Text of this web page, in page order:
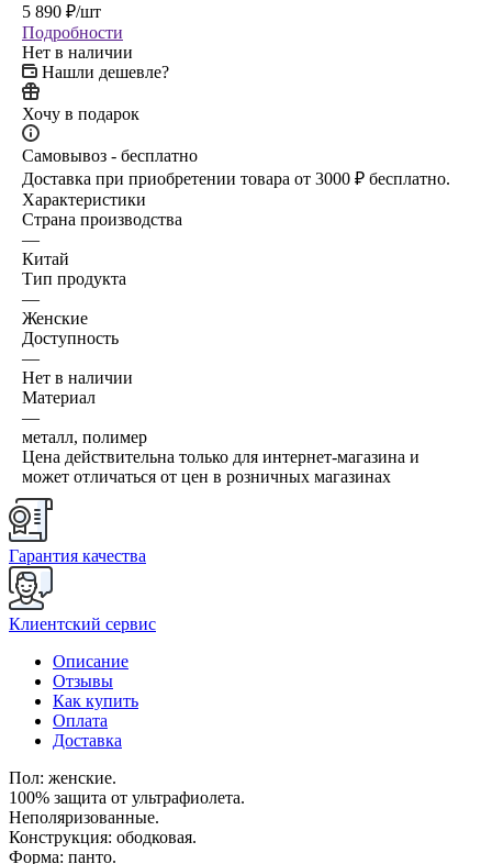
5 890 ₽/шт
Подробности
Нет в наличии
Нашли дешевле?
Хочу в подарок
Самовывоз - бесплатно
Доставка при приобретении товара от 3000 ₽ бесплатно.
Характеристики
Страна производства
—
Китай
Тип продукта
—
Женские
Доступность
—
Нет в наличии
Материал
—
металл, полимер
Цена действительна только для интернет-магазина и
может отличаться от цен в розничных магазинах
Гарантия качества
Клиентский сервис
Описание
Отзывы
Как купить
Оплата
Доставка
Пол: женские.
100% защита от ультрафиолета.
Неполяризованные.
Конструкция: ободковая.
Форма: панто.